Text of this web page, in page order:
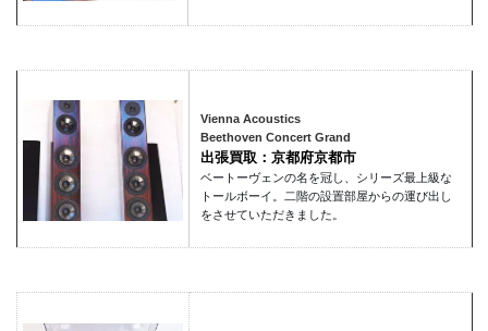
Vienna Acoustics
Beethoven Concert Grand
出張買取：京都府京都市
ベートーヴェンの名を冠し、シリーズ最上級な
トールボーイ。二階の設置部屋からの運び出し
をさせていただきました。